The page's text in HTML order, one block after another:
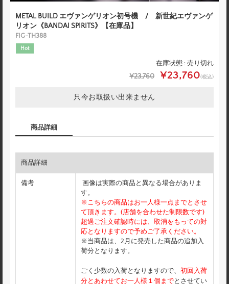
METAL BUILD エヴァンゲリオン初号機 / 新世紀エヴァンゲ
リオン《BANDAI SPIRITS》【在庫品】
FIG-TH388
Hot
在庫状態 : 売り切れ
¥23,760 ¥23,760(税込)
只今お取扱い出来ません
商品詳細
商品詳細
備考
画像は実際の商品と異なる場合がありま
す。
※こちらの商品はお一人様一点までとさせ
て頂きます。(店舗を合わせた制限数です)
超過ご注文確認時には、取消をもっての対
応となりますので予めご了承ください。
※当商品は、2月に発売した商品の追加入
荷分となります。
ごく少数の入荷となりますので、 初回入荷
分とあわせてお一人様１個までとさせてい